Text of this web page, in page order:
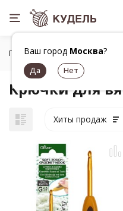
Ваш город Москва?
Главная Все для вязания
Крючки для
Хиты продаж